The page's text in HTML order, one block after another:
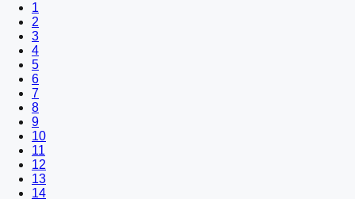
1
2
3
4
5
6
7
8
9
10
11
12
13
14